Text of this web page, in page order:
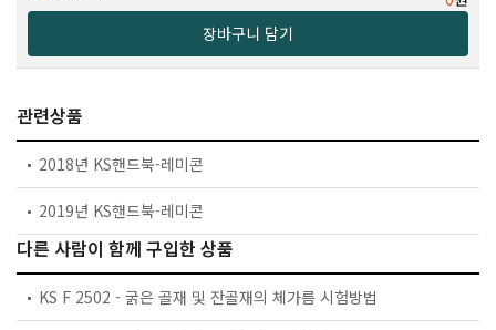
장바구니 담기
관련상품
2018년 KS핸드북-레미콘
2019년 KS핸드북-레미콘
다른 사람이 함께 구입한 상품
KS F 2502 - 굵은 골재 및 잔골재의 체가름 시험방법